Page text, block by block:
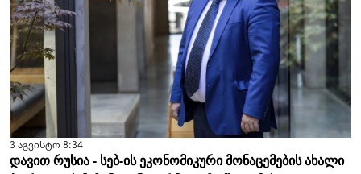
3 აგვისტო 8:34
დავით რუსია - სებ-ის ეკონომიკური მონაცემების ახალი